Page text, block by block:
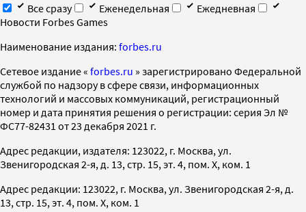
Все сразу
Еженедельная
Ежедневная
Новости Forbes Games
Наименование издания: forbes.ru
Cетевое издание « forbes.ru » зарегистрировано Федеральной
службой по надзору в сфере связи, информационных
технологий и массовых коммуникаций, регистрационный
номер и дата принятия решения о регистрации: серия Эл №
ФС77-82431 от 23 декабря 2021 г.
Адрес редакции, издателя: 123022, г. Москва, ул.
Звенигородская 2-я, д. 13, стр. 15, эт. 4, пом. X, ком. 1
Адрес редакции: 123022, г. Москва, ул. Звенигородская 2-я, д.
13, стр. 15, эт. 4, пом. X, ком. 1